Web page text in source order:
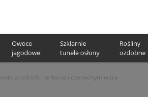
Owoce
jagodowe
Szklarnie
tunele osłony
Rośliny
ozdobne
w sokach, herbacie i czerwonym winie